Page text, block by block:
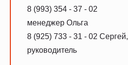
8 (993) 354 - 37 - 02
менеджер Ольга
8 (925) 733 - 31 - 02 Сергей,
руководитель